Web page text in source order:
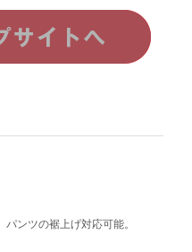
ンツの裾上げ対応可能。